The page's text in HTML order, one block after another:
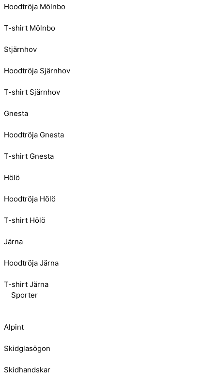
Hoodtröja Mölnbo
T-shirt Mölnbo
Stjärnhov
Hoodtröja Sjärnhov
T-shirt Sjärnhov
Gnesta
Hoodtröja Gnesta
T-shirt Gnesta
Hölö
Hoodtröja Hölö
T-shirt Hölö
Järna
Hoodtröja Järna
T-shirt Järna
Sporter
Alpint
Skidglasögon
Skidhandskar